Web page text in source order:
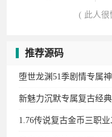
( 此人很
推荐源码